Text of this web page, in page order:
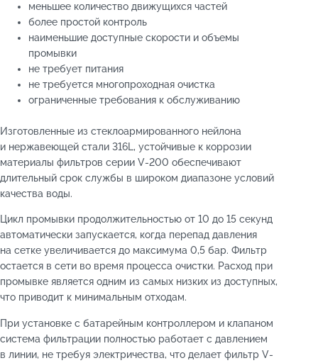
меньшее количество движущихся частей
более простой контроль
наименьшие доступные скорости и объемы
промывки
не требует питания
не требуется многопроходная очистка
ограниченные требования к обслуживанию
Изготовленные из стеклоармированного нейлона
и нержавеющей стали 316L, устойчивые к коррозии
материалы фильтров серии V-200 обеспечивают
длительный срок службы в широком диапазоне условий
качества воды.
Цикл промывки продолжительностью от 10 до 15 секунд
автоматически запускается, когда перепад давления
на сетке увеличивается до максимума 0,5 бар. Фильтр
остается в сети во время процесса очистки. Расход при
промывке является одним из самых низких из доступных,
что приводит к минимальным отходам.
При установке с батарейным контроллером и клапаном
система фильтрации полностью работает с давлением
в линии, не требуя электричества, что делает фильтр V-